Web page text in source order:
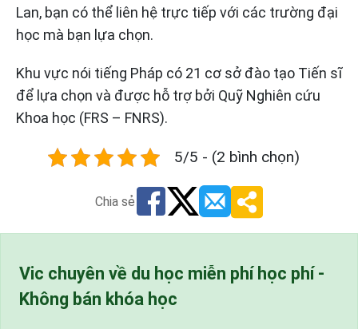
Lan, bạn có thể liên hệ trực tiếp với các trường đại
học mà bạn lựa chọn.
Khu vực nói tiếng Pháp có 21 cơ sở đào tạo Tiến sĩ
để lựa chọn và được hỗ trợ bởi Quỹ Nghiên cứu
Khoa học (FRS – FNRS).
5/5 - (2 bình chọn)
Chia sẻ
Vic chuyên về du học miễn phí học phí -
Không bán khóa học